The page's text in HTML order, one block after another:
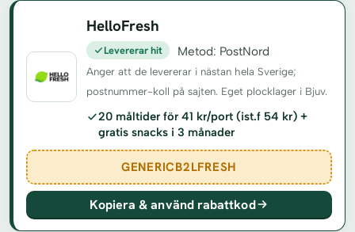
HelloFresh
Levererar hit Metod: PostNord
Anger att de levererar i nästan hela Sverige;
postnummer-koll på sajten. Eget plocklager i Bjuv.
20 måltider för 41 kr/port (ist.f 54 kr) +
gratis snacks i 3 månader
GENERICB2LFRESH
Kopiera & använd rabattkod